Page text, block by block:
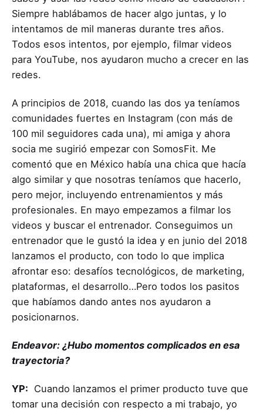
Siempre hablábamos de hacer algo juntas, y lo
intentamos de mil maneras durante tres años.
Todos esos intentos, por ejemplo, filmar videos
para YouTube, nos ayudaron mucho a crecer en las
redes.
A principios de 2018, cuando las dos ya teníamos
comunidades fuertes en Instagram (con más de
100 mil seguidores cada una), mi amiga y ahora
socia me sugirió empezar con SomosFit. Me
comentó que en México había una chica que hacía
algo similar y que nosotras teníamos que hacerlo,
pero mejor, incluyendo entrenamientos y más
profesionales. En mayo empezamos a filmar los
videos y buscar el entrenador. Conseguimos un
entrenador que le gustó la idea y en junio del 2018
lanzamos el producto, con todo lo que implica
afrontar eso: desafíos tecnológicos, de marketing,
plataformas, el desarrollo…Pero todos los pasitos
que habíamos dando antes nos ayudaron a
posicionarnos.
Endeavor: ¿Hubo momentos complicados en esa
trayectoria?
YP: Cuando lanzamos el primer producto tuve que
tomar una decisión con respecto a mi trabajo, yo